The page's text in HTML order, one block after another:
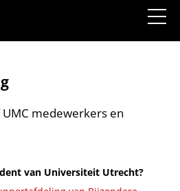
medewerkers en
van Universiteit Utrecht?